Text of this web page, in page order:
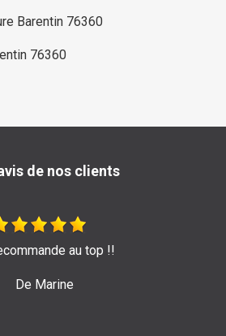
Barentin 76360
76360
de nos clients
l'entreprise Sage ! Je les